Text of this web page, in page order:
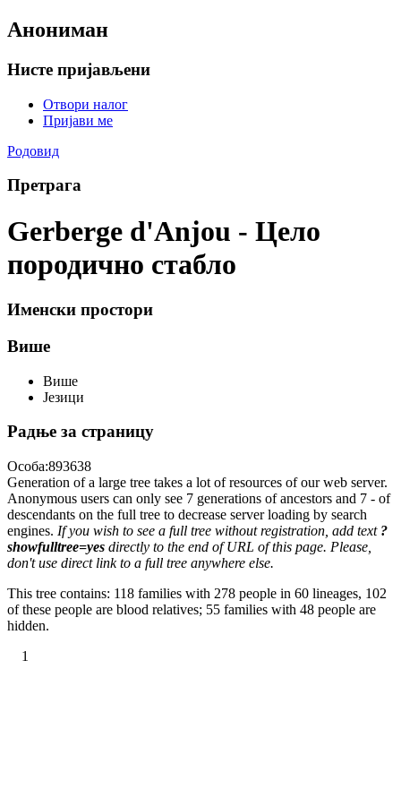
Анониман
Нисте пријављени
Отвори налог
Пријави ме
Родовид
Претрага
Gerberge d'Anjou - Цело
породично стабло
Именски простори
Више
Више
Језици
Радње за страницу
Особа:893638
Generation of a large tree takes a lot of resources of our web server.
Anonymous users can only see 7 generations of ancestors and 7 - of
descendants on the full tree to decrease server loading by search
engines. If you wish to see a full tree without registration, add text ?
showfulltree=yes directly to the end of URL of this page. Please,
don't use direct link to a full tree anywhere else.
This tree contains: 118 families with 278 people in 60 lineages, 102
of these people are blood relatives; 55 families with 48 people are
hidden.
1